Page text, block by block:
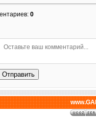
: 0
Отправить